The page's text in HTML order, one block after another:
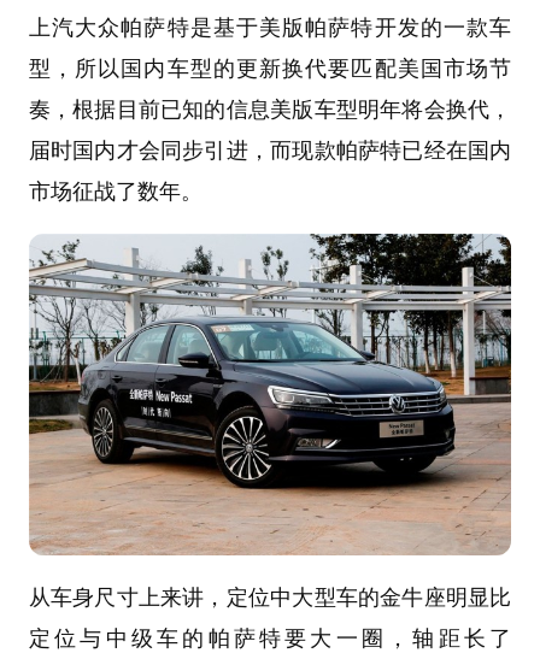
上汽大众帕萨特是基于美版帕萨特开发的一款车
型，所以国内车型的更新换代要匹配美国市场节
奏，根据目前已知的信息美版车型明年将会换代，
届时国内才会同步引进，而现款帕萨特已经在国内
市场征战了数年。
从车身尺寸上来讲，定位中大型车的金牛座明显比
定位与中级车的帕萨特要大一圈，轴距长了